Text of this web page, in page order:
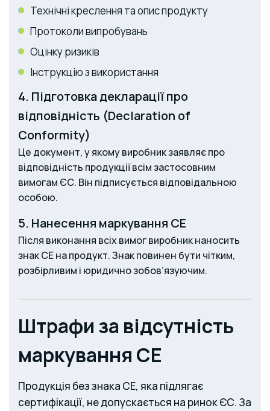
Технічні креслення та опис продукту
Протоколи випробувань
Оцінку ризиків
Інструкцію з використання
4. Підготовка декларації про
відповідність (Declaration of
Conformity)
Це документ, у якому виробник заявляє про
відповідність продукції всім застосовним
вимогам ЄС. Він підписується відповідальною
особою.
5. Нанесення маркування CE
Після виконання всіх вимог виробник наносить
знак CE на продукт. Знак повинен бути чітким,
розбірливим і юридично зобов’язуючим.
Штрафи за відсутність
маркування CE
Продукція без знака CE, яка підлягає
сертифікації, не допускається на ринок ЄС. За